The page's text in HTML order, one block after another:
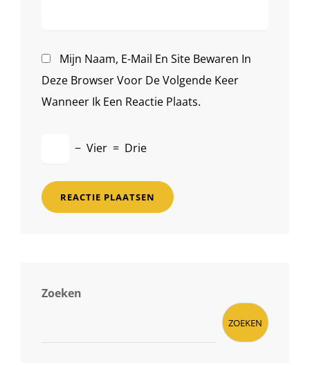
Mijn Naam, E-Mail En Site Bewaren In
Deze Browser Voor De Volgende Keer
Wanneer Ik Een Reactie Plaats.
− Vier = Drie
Zoeken
ZOEKEN